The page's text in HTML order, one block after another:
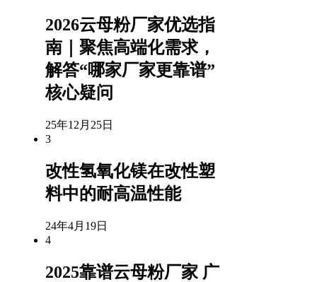
2026云母粉厂家优选指
南｜聚焦高端化需求，
解答“哪家厂家更靠谱”
核心疑问
25年12月25日
3
改性氢氧化镁在改性塑
料中的耐高温性能
24年4月19日
4
2025靠谱云母粉厂家 广